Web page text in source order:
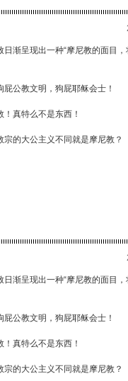
渐呈现出一种“摩尼教的面目
公教文明，狗屁耶稣会士！
真特么不是东西！
的大公主义不同就是摩尼教？
渐呈现出一种“摩尼教的面目
公教文明，狗屁耶稣会士！
真特么不是东西！
的大公主义不同就是摩尼教？